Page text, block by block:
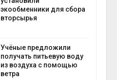
экообменники для сбора
вторсырья
Учёные предложили
получать питьевую воду
из воздуха с помощью
ветра